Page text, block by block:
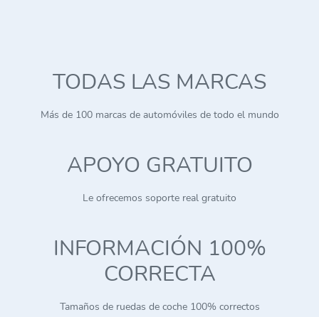
TODAS LAS MARCAS
Más de 100 marcas de automóviles de todo el mundo
APOYO GRATUITO
Le ofrecemos soporte real gratuito
INFORMACIÓN 100%
CORRECTA
Tamaños de ruedas de coche 100% correctos